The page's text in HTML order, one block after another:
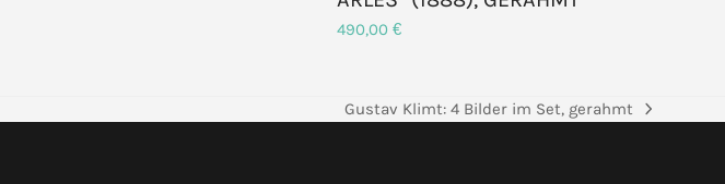
490,00€
Nächster
Gustav Klimt: 4 Bilder im Set, gerahmt